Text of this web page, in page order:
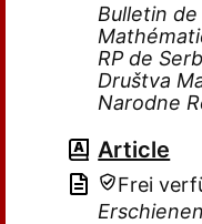
Bulletin
RP de
Društva
Narodne
Article
Frei